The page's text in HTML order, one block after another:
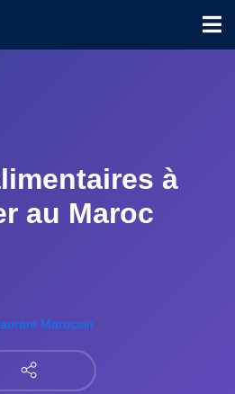
à
au Maroc
Marocain